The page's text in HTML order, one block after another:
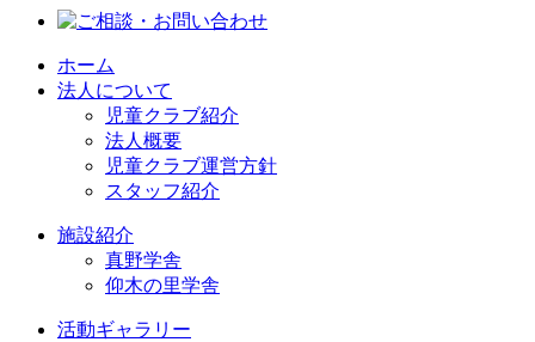
ホーム
法人について
児童クラブ紹介
法人概要
児童クラブ運営方針
スタッフ紹介
施設紹介
真野学舎
仰木の里学舎
活動ギャラリー